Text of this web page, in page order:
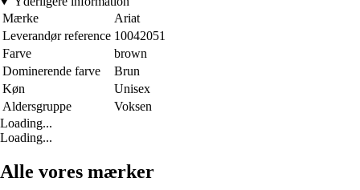
Mærke
Ariat
Leverandør reference 10042051
Farve
brown
Dominerende farve
Brun
Køn
Unisex
Aldersgruppe
Voksen
Loading...
Loading...
Alle vores mærker